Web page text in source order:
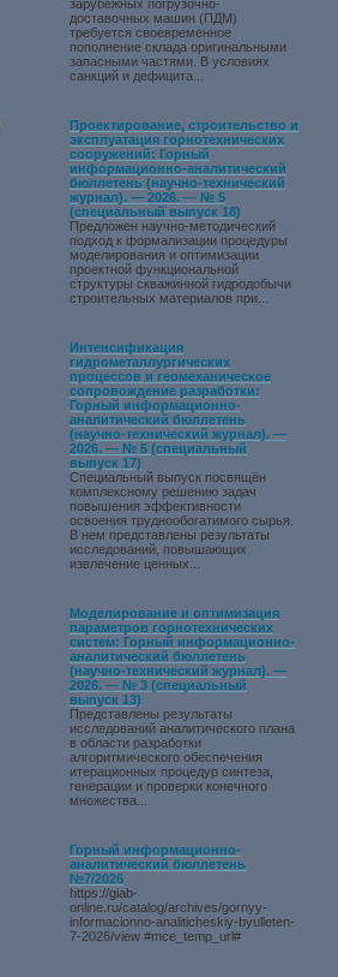
зарубежных погрузочно-
доставочных машин (ПДМ)
требуется своевременное
пополнение склада оригинальными
запасными частями. В условиях
санкций и дефицита...
Проектирование, строительство и
эксплуатация горнотехнических
сооружений: Горный
информационно-аналитический
бюллетень (научно-технический
журнал). — 2026. — № 5
(специальный выпуск 18)
Предложен научно-методический
подход к формализации процедуры
моделирования и оптимизации
проектной функциональной
структуры скважинной гидродобычи
строительных материалов при...
Интенсификация
гидрометаллургических
процессов и геомеханическое
сопровождение разработки:
Горный информационно-
аналитический бюллетень
(научно-технический журнал). —
2026. — № 5 (специальный
выпуск 17)
Специальный выпуск посвящён
комплексному решению задач
повышения эффективности
освоения труднообогатимого сырья.
В нем представлены результаты
исследований, повышающих
извлечение ценных...
Моделирование и оптимизация
параметров горнотехнических
систем: Горный информационно-
аналитический бюллетень
(научно-технический журнал). —
2026. — № 3 (специальный
выпуск 13)
Представлены результаты
исследований аналитического плана
в области разработки
алгоритмического обеспечения
итерационных процедур синтеза,
генерации и проверки конечного
множества...
Горный информационно-
аналитический бюллетень
№7/2026
https://giab-
online.ru/catalog/archives/gornyy-
informacionno-analiticheskiy-byulleten-
7-2026/view #mce_temp_url#